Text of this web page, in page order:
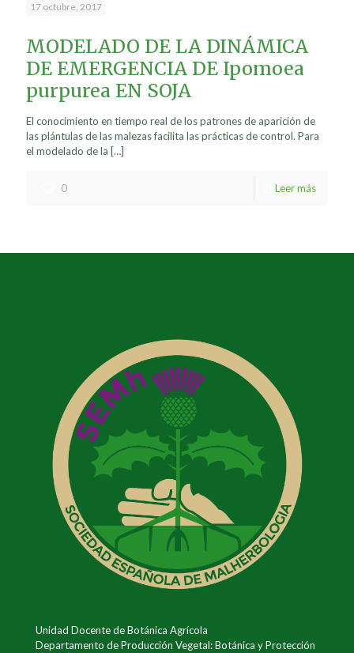
17 octubre, 2017
MODELADO DE LA DINÁMICA
DE EMERGENCIA DE Ipomoea
purpurea EN SOJA
El conocimiento en tiempo real de los patrones de aparición de
las plántulas de las malezas facilita las prácticas de control. Para
el modelado de la […]
0 Leer más
Unidad Docente de Botánica Agrícola
Departamento de Producción Vegetal: Botánica y Protección